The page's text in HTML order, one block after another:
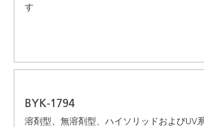
す
BYK-1794
溶剤型、無溶剤型、ハイソリッドおよびUV